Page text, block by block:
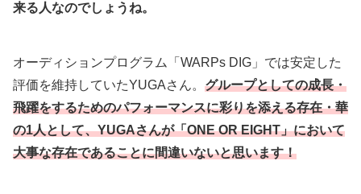
来る人なのでしょうね。
オーディションプログラム「WARPs DIG」では安定した
評価を維持していたYUGAさん。 グループとしての成長・
飛躍をするためのパフォーマンスに彩りを添える存在・華
の1人として、YUGAさんが「ONE OR EIGHT」において
大事な存在であることに間違いないと思います！